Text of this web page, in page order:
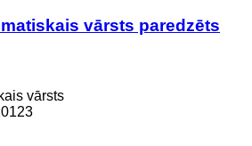
vārsts paredzēts
vārsts